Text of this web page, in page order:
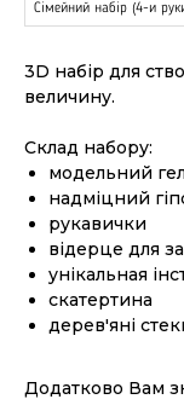
Сімейний набір (4-и
3D набір для
величину.
Склад набору:
модельний
надміцний
рукавички
відерце для
унікальная
скатертина
дерев'яні
Додатково Вам